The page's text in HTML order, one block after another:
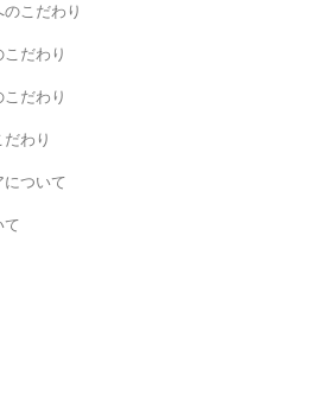
こだわり
だわり
だわり
わり
について
て